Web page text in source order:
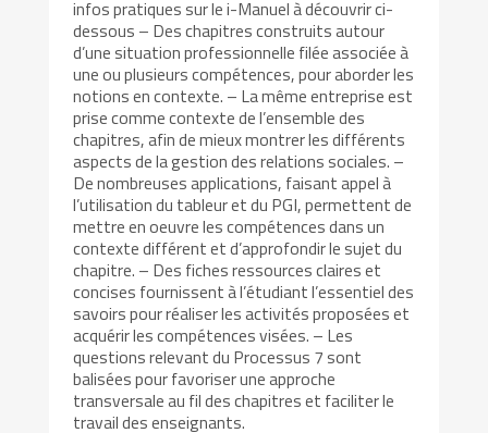
infos pratiques sur le i-Manuel à découvrir ci-
dessous – Des chapitres construits autour
d’une situation professionnelle filée associée à
une ou plusieurs compétences, pour aborder les
notions en contexte. – La même entreprise est
prise comme contexte de l’ensemble des
chapitres, afin de mieux montrer les différents
aspects de la gestion des relations sociales. –
De nombreuses applications, faisant appel à
l’utilisation du tableur et du PGI, permettent de
mettre en oeuvre les compétences dans un
contexte différent et d’approfondir le sujet du
chapitre. – Des fiches ressources claires et
concises fournissent à l’étudiant l’essentiel des
savoirs pour réaliser les activités proposées et
acquérir les compétences visées. – Les
questions relevant du Processus 7 sont
balisées pour favoriser une approche
transversale au fil des chapitres et faciliter le
travail des enseignants.